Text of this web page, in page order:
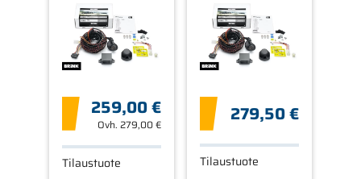
259,00 €
Ovh. 279,00 €
Tilaustuote
279,50 €
Tilaustuote